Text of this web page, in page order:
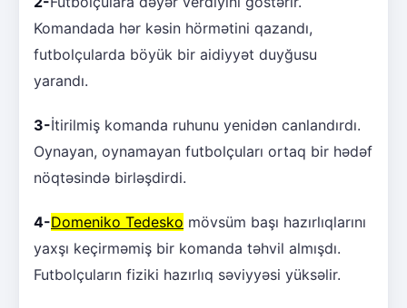
Komandada hər kəsin hörmətini qazandı,
futbolçularda böyük bir aidiyyət duyğusu
yarandı.
3-İtirilmiş komanda ruhunu yenidən canlandırdı.
Oynayan, oynamayan futbolçuları ortaq bir hədəf
nöqtəsində birləşdirdi.
4-Domeniko Tedesko mövsüm başı hazırlıqlarını
yaxşı keçirməmiş bir komanda təhvil almışdı.
Futbolçuların fiziki hazırlıq səviyyəsi yüksəlir.